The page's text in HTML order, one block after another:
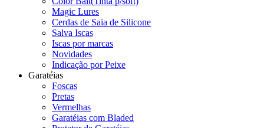
Magic Lures
Cerdas de Saia de Silicone
Salva Iscas
Iscas por marcas
Novidades
Indicação por Peixe
Garatéias
Foscas
Pretas
Vermelhas
Garatéias com Bladed